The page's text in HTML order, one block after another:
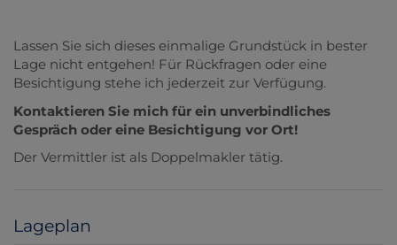
Lassen Sie sich dieses einmalige Grundstück in bester
Lage nicht entgehen! Für Rückfragen oder eine
Besichtigung stehe ich jederzeit zur Verfügung.
Kontaktieren Sie mich für ein unverbindliches
Gespräch oder eine Besichtigung vor Ort!
Der Vermittler ist als Doppelmakler tätig.
Lageplan